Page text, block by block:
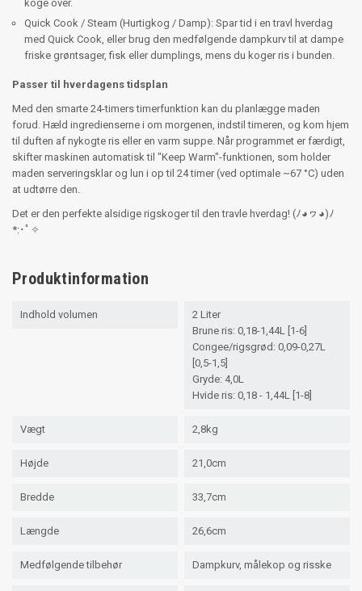
koge over.
Quick Cook / Steam (Hurtigkog / Damp): Spar tid i en travl hverdag
med Quick Cook, eller brug den medfølgende dampkurv til at dampe
friske grøntsager, fisk eller dumplings, mens du koger ris i bunden.
Passer til hverdagens tidsplan
Med den smarte 24-timers timerfunktion kan du planlægge maden
forud. Hæld ingredienserne i om morgenen, indstil timeren, og kom hjem
til duften af nykogte ris eller en varm suppe. Når programmet er færdigt,
skifter maskinen automatisk til "Keep Warm"-funktionen, som holder
maden serveringsklar og lun i op til 24 timer (ved optimale ~67 °C) uden
at udtørre den.
Det er den perfekte alsidige rigskoger til den travle hverdag! (ﾉ◕ヮ◕)ﾉ
*:･ﾟ✧
Produktinformation
Indhold volumen
2 Liter
Brune ris: 0,18-1,44L [1-6]
Congee/rigsgrød: 0,09-0,27L
[0,5-1,5]
Gryde: 4,0L
Hvide ris: 0,18 - 1,44L [1-8]
Vægt 2,8kg
Højde 21,0cm
Bredde 33,7cm
Længde 26,6cm
Medfølgende tilbehør Dampkurv, målekop og risske